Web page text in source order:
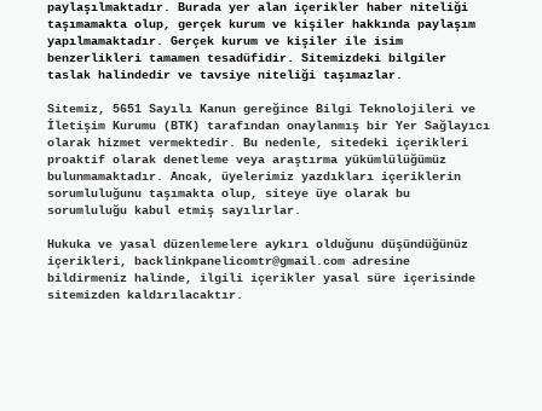
paylaşılmaktadır. Burada yer alan içerikler haber niteliği
taşımamakta olup, gerçek kurum ve kişiler hakkında paylaşım
yapılmamaktadır. Gerçek kurum ve kişiler ile isim
benzerlikleri tamamen tesadüfidir. Sitemizdeki bilgiler
taslak halindedir ve tavsiye niteliği taşımazlar.
Sitemiz, 5651 Sayılı Kanun gereğince Bilgi Teknolojileri ve
İletişim Kurumu (BTK) tarafından onaylanmış bir Yer Sağlayıcı
olarak hizmet vermektedir. Bu nedenle, sitedeki içerikleri
proaktif olarak denetleme veya araştırma yükümlülüğümüz
bulunmamaktadır. Ancak, üyelerimiz yazdıkları içeriklerin
sorumluluğunu taşımakta olup, siteye üye olarak bu
sorumluluğu kabul etmiş sayılırlar.
Hukuka ve yasal düzenlemelere aykırı olduğunu düşündüğünüz
içerikleri, backlinkpanelicomtr@gmail.comadresine
bildirmeniz halinde, ilgili içerikler yasal süre içerisinde
sitemizden kaldırılacaktır.